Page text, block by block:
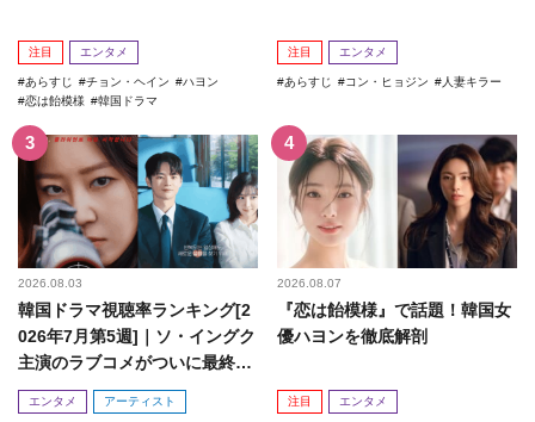
注目 エンタメ
あらすじ チョン・ヘイン
ハヨン
恋は飴模様
韓国ドラマ
注目 エンタメ
あらすじ コン・ヒョジン 人妻キラー
2026.08.03
韓国ドラマ視聴率ランキング[2
026年7月第5週]｜ソ・イングク
主演のラブコメがついに最終
回！
エンタメ アーティスト
2026.08.07
『恋は飴模様』で話題！韓国女
優ハヨンを徹底解剖
注目 エンタメ